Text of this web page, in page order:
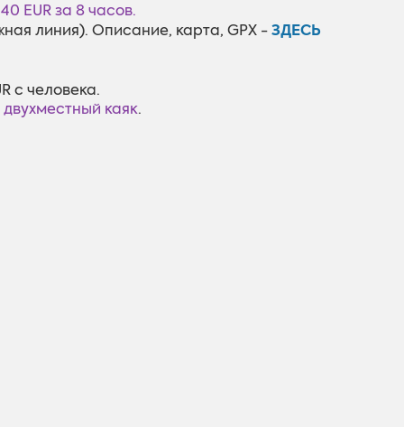
EUR за 8 часов.
линия). Описание, карта, GPX -ЗДЕСЬ
с человека.
двухместный каяк.